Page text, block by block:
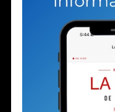
impotencia. Quizás
parte del enojo
Ambos son
años detenido el martes
contexto de la
viralizada hace algunas
de detención en el
terminado. El padre